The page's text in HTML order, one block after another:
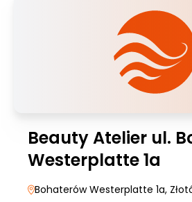
Beauty Atelier ul.
Westerplatte 1a
Bohaterów Westerplatte 1a,